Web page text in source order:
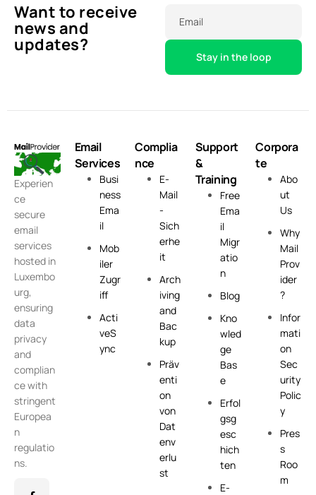
Want to receive
news and
updates?
Email
Experien
ce
secure
email
services
hosted in
Luxembo
urg,
ensuring
data
privacy
and
complian
ce with
stringent
Europea
n
regulatio
ns.
Email
Services
Busi
ness
Ema
il
Mob
iler
Zugr
iff
Acti
veS
ync
Complia
nce
E-
Mail
-
Sich
erhe
it
Arch
iving
and
Bac
kup
Präv
enti
on
von
Dat
env
erlu
st
Support
&
Training
Free
Ema
il
Migr
atio
n
Blog
Kno
wled
ge
Bas
e
Erfol
gsg
esc
hich
ten
E-
Corpora
te
Abo
ut
Us
Why
Mail
Prov
ider
?
Infor
mati
on
Sec
urity
Polic
y
Pres
s
Roo
m